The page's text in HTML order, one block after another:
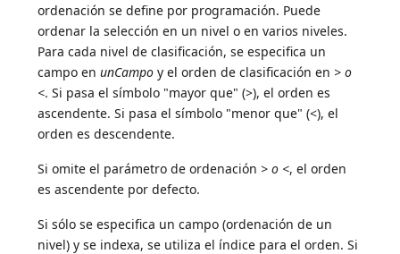
ordenación se define por programación. Puede
ordenar la selección en un nivel o en varios niveles.
Para cada nivel de clasificación, se especifica un
campo enunCampo y el orden de clasificación en > o
<. Si pasa el símbolo "mayor que" (>), el orden es
ascendente. Si pasa el símbolo "menor que" (<), el
orden es descendente.
Si omite el parámetro de ordenación > o <, el orden
es ascendente por defecto.
Si sólo se especifica un campo (ordenación de un
nivel) y se indexa, se utiliza el índice para el orden. Si